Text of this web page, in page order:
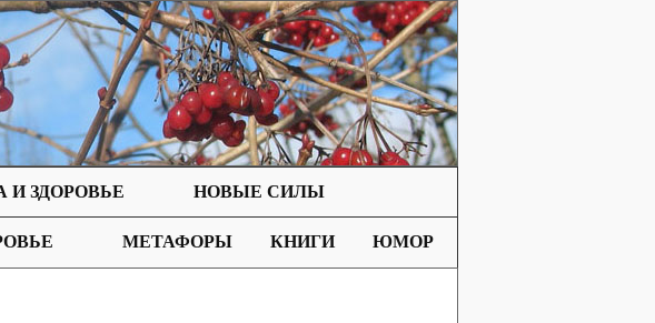
И ЗДОРОВЬЕ НОВЫЕ СИЛЫ
МЕТАФОРЫ КНИГИ ЮМОР